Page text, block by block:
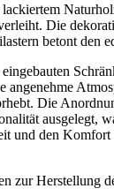
Die
betont den
angenehme
Die
ausgelegt,
und den Komfort
zur Herstellung